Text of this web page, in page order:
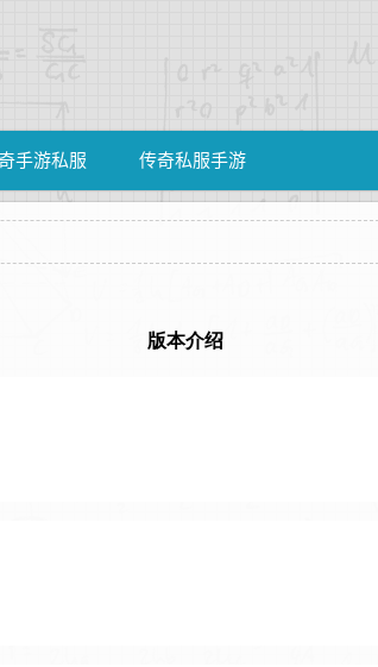
手游私服 传奇私服手游